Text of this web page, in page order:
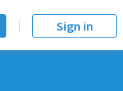
Sign in